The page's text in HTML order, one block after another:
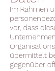
Im Rahmen
vor, dass
übermittelt
gegenüber